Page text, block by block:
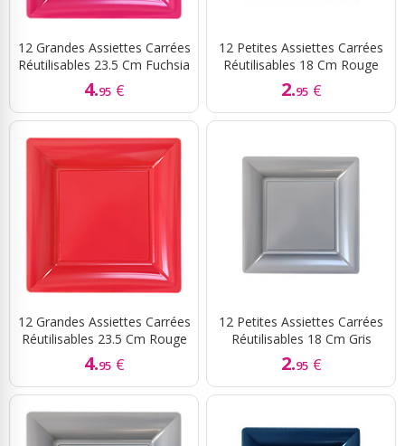
12 Grandes Assiettes Carrées
Réutilisables 23.5 Cm Fuchsia
4.95 €
12 Petites Assiettes Carrées
Réutilisables 18 Cm Rouge
2.95 €
12 Grandes Assiettes Carrées
Réutilisables 23.5 Cm Rouge
4.95 €
12 Petites Assiettes Carrées
Réutilisables 18 Cm Gris
2.95 €